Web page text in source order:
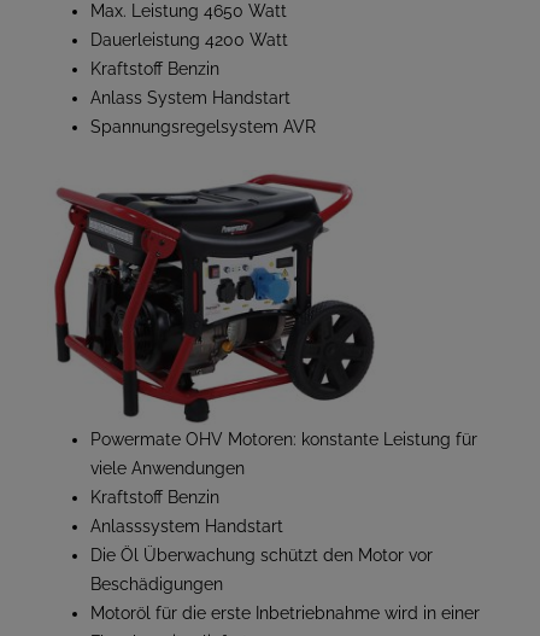
Max. Leistung 4650 Watt
Dauerleistung 4200 Watt
Kraftstoff Benzin
Anlass System Handstart
Spannungsregelsystem AVR
Powermate OHV Motoren: konstante Leistung für
viele Anwendungen
Kraftstoff Benzin
Anlasssystem Handstart
Die Öl Überwachung schützt den Motor vor
Beschädigungen
Motoröl für die erste Inbetriebnahme wird in einer